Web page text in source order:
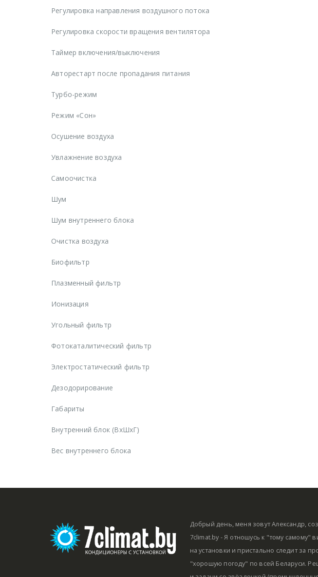
Регулировка направления воздушного потока
Регулировка скорости вращения вентилятора
Таймер включения/выключения
Авторестарт после пропадания питания
Турбо-режим
Режим «Сон»
Осушение воздуха
Увлажнение воздуха
Самоочистка
Шум
Шум внутреннего блока
Очистка воздуха
Биофильтр
Плазменный фильтр
Ионизация
Угольный фильтр
Фотокаталитический фильтр
Электростатический фильтр
Дезодорирование
Габариты
Внутренний блок (ВхШхГ)
Вес внутреннего блока
Добрый день, меня зовут Александр,
7climat.by - Я отношусь к "тому самому"
на установки и пристально следит за
"хорошую погоду" по всей Беларуси.